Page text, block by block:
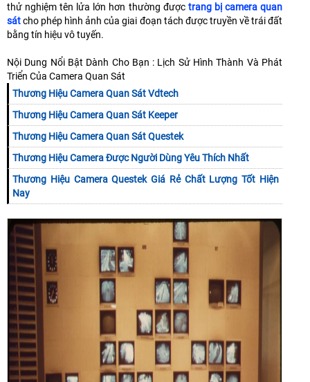
thử nghiệm tên lửa lớn hơn thường đượctrang bị camera quan
sátcho phép hình ảnh của giai đoạn tách được truyền về trái đất
bằng tín hiệu vô tuyến.
Nội Dung Nổi Bật Dành Cho Bạn : Lịch Sử Hình Thành Và Phát
Triển Của Camera Quan Sát
Thương Hiệu Camera Quan Sát Vdtech
Thương Hiệu Camera Quan Sát Keeper
Thương Hiệu Camera Quan Sát Questek
Thương Hiệu Camera Được Người Dùng Yêu Thích Nhất
Thương Hiệu Camera Questek Giá Rẻ Chất Lượng Tốt Hiện
Nay